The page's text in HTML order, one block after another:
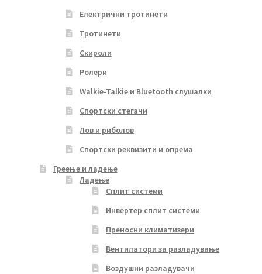
Електрични тротинети
Тротинети
Скироли
Ролери
Walkie-Talkie и Bluetooth слушалки
Спортски стегачи
Лов и риболов
Спортски реквизити и опрема
Греење и ладење
Ладење
Сплит системи
Инвертер сплит системи
Преносни климатизери
Вентилатори за разладување
Воздушни разладувачи